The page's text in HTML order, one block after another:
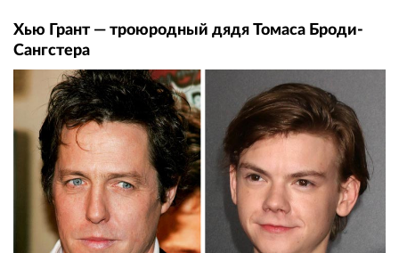
Хью Грант — троюродный дядя Томаса Броди-
Сангстера